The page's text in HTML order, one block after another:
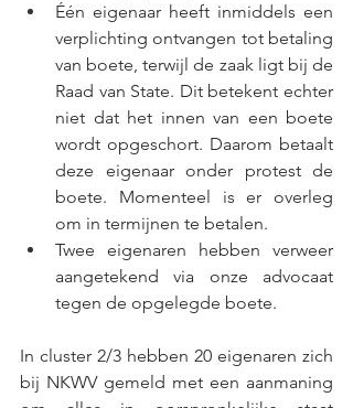
Één eigenaar heeft inmiddels een
verplichting ontvangen tot betaling
van boete, terwijl de zaak ligt bij de
Raad van State. Dit betekent echter
niet dat het innen van een boete
wordt opgeschort. Daarom betaalt
deze eigenaar onder protest de
boete. Momenteel is er overleg
om in termijnen te betalen.
Twee eigenaren hebben verweer
aangetekend via onze advocaat
tegen de opgelegde boete.
In cluster 2/3 hebben 20 eigenaren zich
bij NKWV gemeld met een aanmaning